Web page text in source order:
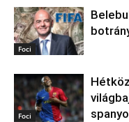
Foci
Foci